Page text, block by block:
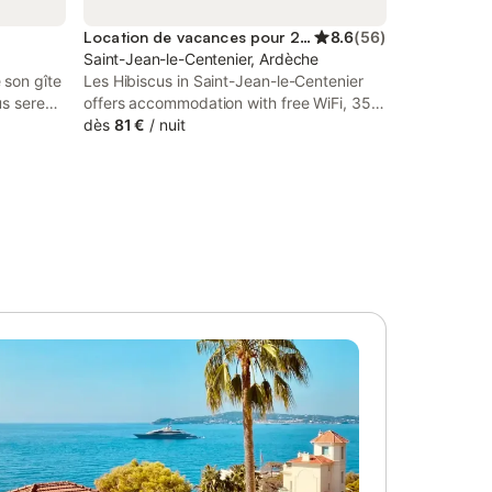
son gîte
serez
la
gîte
sur
sur
Location de vacances pour 2 personnes 8.6(56)
Saint-Jean-le-Centenier, Ardèche
Les Hibiscus in Saint-Jean-le-Centenier
offers accommodation with free WiFi, 35
km from Pont d'Arc, 36 km from Ardeche
dès 81 € / nuit